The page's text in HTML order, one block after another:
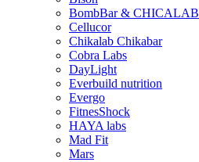
BombBar & CHICALAB
Cellucor
Chikalab Chikabar
Cobra Labs
DayLight
Everbuild nutrition
Evergo
FitnesShock
HAYA labs
Mad Fit
Mars